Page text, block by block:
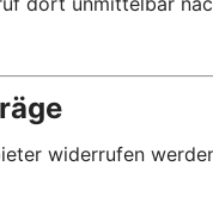
widerrufen